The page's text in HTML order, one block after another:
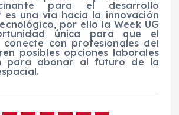
para el desarrollo
es una vía hacia la innovación
por ello la Week UG
única para que el
conecte con profesionales del
posibles opciones laborales
para abonar al futuro de la